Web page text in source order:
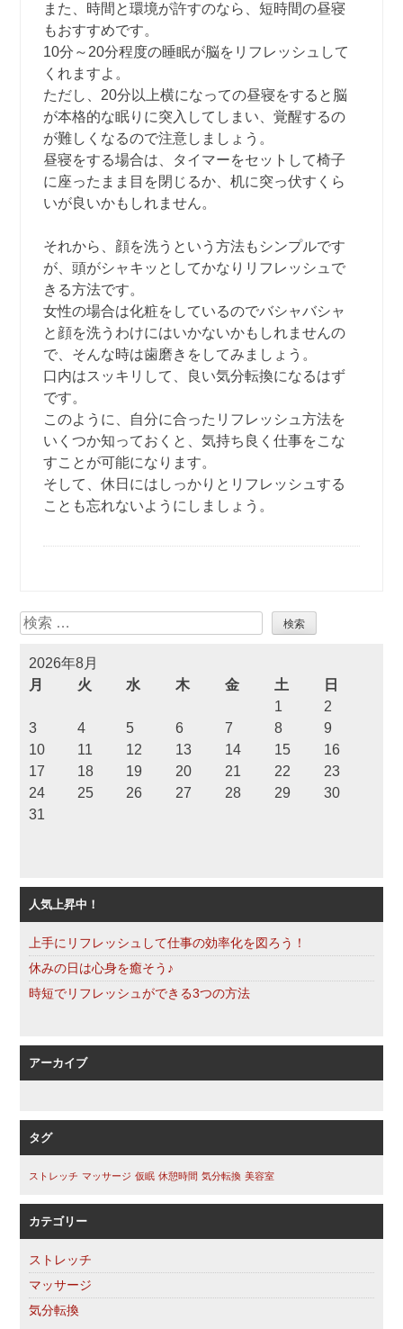
また、時間と環境が許すのなら、短時間の昼寝
もおすすめです。
10分～20分程度の睡眠が脳をリフレッシュして
くれますよ。
ただし、20分以上横になっての昼寝をすると脳
が本格的な眠りに突入してしまい、覚醒するの
が難しくなるので注意しましょう。
昼寝をする場合は、タイマーをセットして椅子
に座ったまま目を閉じるか、机に突っ伏すくら
いが良いかもしれません。
それから、顔を洗うという方法もシンプルです
が、頭がシャキッとしてかなりリフレッシュで
きる方法です。
女性の場合は化粧をしているのでバシャバシャ
と顔を洗うわけにはいかないかもしれませんの
で、そんな時は歯磨きをしてみましょう。
口内はスッキリして、良い気分転換になるはず
です。
このように、自分に合ったリフレッシュ方法を
いくつか知っておくと、気持ち良く仕事をこな
すことが可能になります。
そして、休日にはしっかりとリフレッシュする
ことも忘れないようにしましょう。
検
2026年8月
月
火 水 木 金 土
日
1
2
3
4 5 6 7 8
9
10
11 12 13 14 15
16
17
18 19 20 21 22
23
24
25 26 27 28 29
30
31
人気上昇中！
上手にリフレッシュして仕事の効率化を図ろう！
休みの日は心身を癒そう♪
時短でリフレッシュができる3つの方法
アーカイブ
タグ
ストレッチ マッサージ 仮眠 休憩時間 気分転換 美容室
カテゴリー
ストレッチ
マッサージ
気分転換